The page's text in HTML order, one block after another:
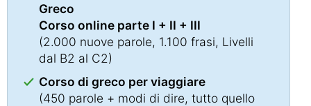
Greco
Corso online parte I + II + III
(2.000 nuove parole, 1.100 frasi, Livelli
dal B2 al C2)
Corso di greco per viaggiare
(450 parole + modi di dire, tutto quello